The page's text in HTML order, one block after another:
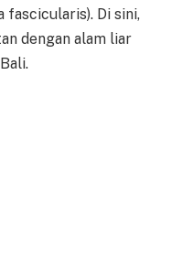
fascicularis). Di sini,
dengan alam liar